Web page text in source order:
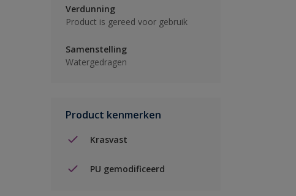
Verdunning
Product is gereed voor gebruik
Samenstelling
Watergedragen
Product kenmerken
Krasvast
PU gemodificeerd